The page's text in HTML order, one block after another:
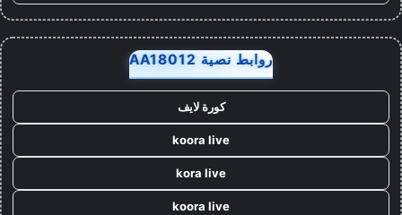
روابط نصية AA18012
كورة لايف
koora live
kora live
koora live